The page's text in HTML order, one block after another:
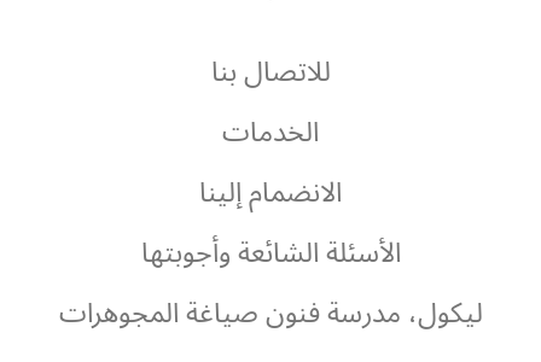
آربلز
للاتصال بنا
الخدمات
الانضمام إلينا
الأسئلة الشائعة وأجوبتها
ليكول، مدرسة فنون صياغة المجوهرات